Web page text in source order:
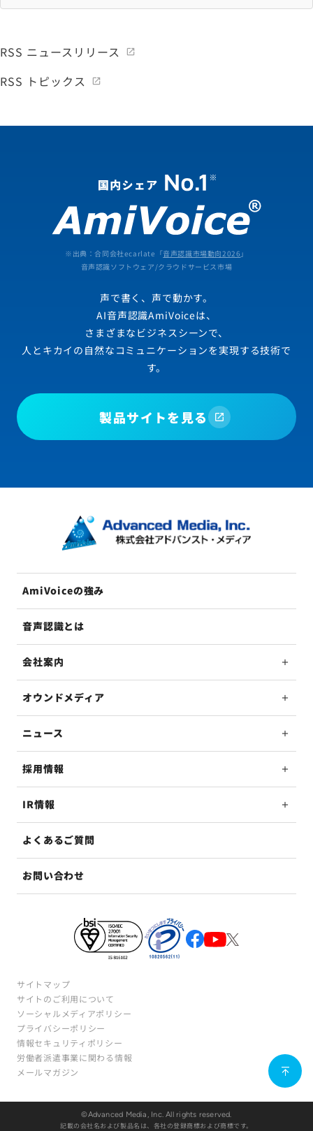
RSS ニュースリリース
RSS トピックス
※出典：合同会社ecarlate「音声認識市場動向2026 」
音声認識ソフトウェア/クラウドサービス市場
声で書く、声で動かす。
AI音声認識AmiVoiceは、
さまざまなビジネスシーンで、
人とキカイの自然なコミュニケーションを実現する技術で
す。
製品サイトを見る
AmiVoiceの強み
音声認識とは
会社案内
オウンドメディア
ニュース
採用情報
IR情報
よくあるご質問
お問い合わせ
サイトマップ
サイトのご利用について
ソーシャルメディアポリシー
プライバシーポリシー
情報セキュリティポリシー
労働者派遣事業に関わる情報
メールマガジン
©Advanced Media, Inc. All rights reserved.
記載の会社名および製品名は、各社の登録商標および商標です。